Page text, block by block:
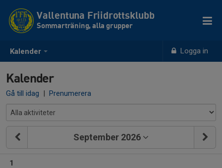
Kalender Logga in
Vallentuna Friidrottsklubb
Sommarträning, alla grupper
Kalender
Gå till idag | Prenumerera
September 2026
1